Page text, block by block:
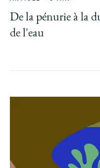
De la pénurie à la
de l'eau